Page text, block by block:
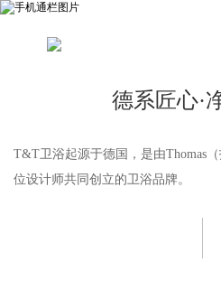
德系匠心·
T&T卫浴起源于德国，是由Thomas
位设计师共同创立的卫浴品牌。